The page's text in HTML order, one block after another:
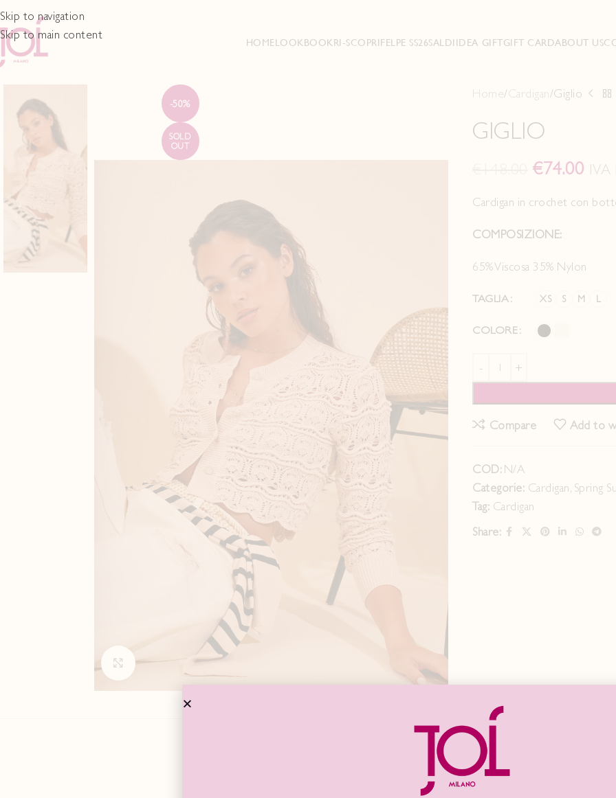
Skip to navigation
Skip to main content
HOMELOOKBOOKRI-SCOPRIFELPE SS26SALDI IDEA GIFTGIFT CARDABOUT US
-50%
SOLD
OUT
Click to enlarge
Home Cardigan Giglio
GIGLIO
€74.00 IVA
Cardigan in crochet con
COMPOSIZIONE:
65% Viscosa 35% Nylon
TAGLIA XS S M
COLORE
Compare Add to
COD: N/A
Categorie: Cardigan, Spring
Tag: Cardigan
Share:
INFORMAZIONI AGGIUNTIVE